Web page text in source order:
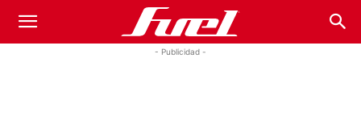
Fuel
- Publicidad -